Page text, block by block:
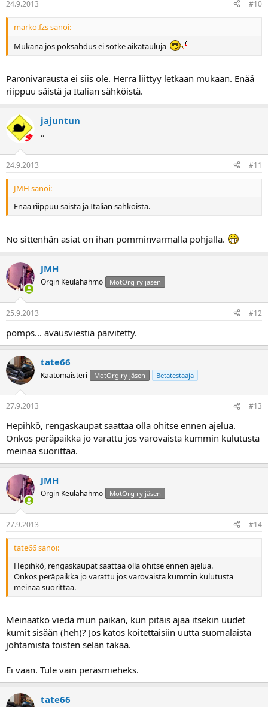
24.9.2013 #10
marko.fzs sanoi:
Mukana jos poksahdus ei sotke aikatauluja
Paronivarausta ei siis ole. Herra liittyy letkaan mukaan. Enää
riippuu säistä ja Italian sähköistä.
jajuntun
..
24.9.2013 #11
JMH sanoi:
Enää riippuu säistä ja Italian sähköistä.
No sittenhän asiat on ihan pomminvarmalla pohjalla.
JMH
Orgin Keulahahmo MotOrg ry jäsen
25.9.2013 #12
pomps... avausviestiä päivitetty.
tate66
Kaatomaisteri MotOrg ry jäsen Betatestaaja
27.9.2013 #13
Hepihkö, rengaskaupat saattaa olla ohitse ennen ajelua.
Onkos peräpaikka jo varattu jos varovaista kummin kulutusta
meinaa suorittaa.
JMH
Orgin Keulahahmo MotOrg ry jäsen
27.9.2013 #14
tate66 sanoi:
Hepihkö, rengaskaupat saattaa olla ohitse ennen ajelua.
Onkos peräpaikka jo varattu jos varovaista kummin kulutusta
meinaa suorittaa.
Meinaatko viedä mun paikan, kun pitäis ajaa itsekin uudet
kumit sisään (heh)? Jos katos koitettaisiin uutta suomalaista
johtamista toisten selän takaa.
Ei vaan. Tule vain peräsmieheks.
tate66